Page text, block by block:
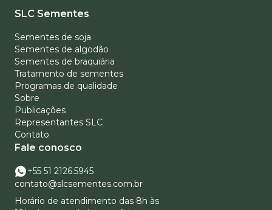
SLC Sementes
Sementes de soja
Sementes de algodão
Sementes de braquiária
Tratamento de sementes
Programas de qualidade
Sobre
Publicações
Representantes SLC
Contato
Fale conosco
+55 51 2126.5945
contato@slcsementes.com.br
Horário de atendimento das 8h às